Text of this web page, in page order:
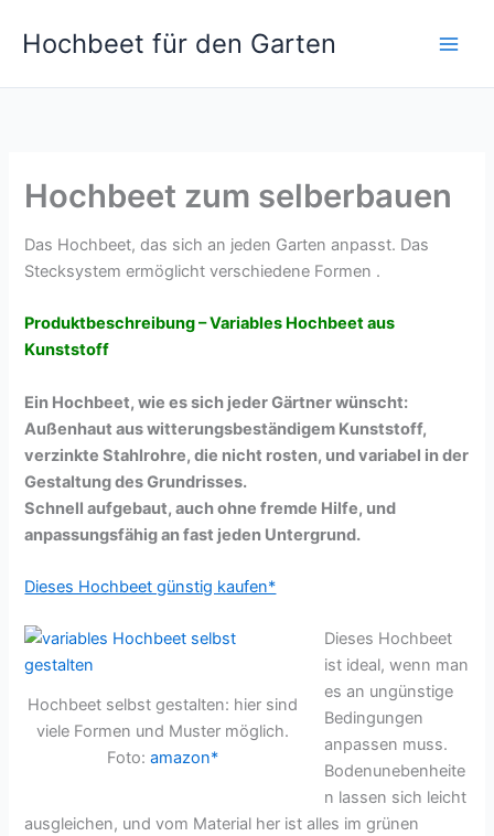
InhaltHochbeet für den Garten
Hochbeet zum selberbauen
Das Hochbeet, das sich an jeden Garten anpasst. Das
Stecksystem ermöglicht verschiedene Formen .
Produktbeschreibung – Variables Hochbeet aus
Kunststoff
Ein Hochbeet, wie es sich jeder Gärtner wünscht:
Außenhaut aus witterungsbeständigem Kunststoff,
verzinkte Stahlrohre, die nicht rosten, und variabel in der
Gestaltung des Grundrisses.
Schnell aufgebaut, auch ohne fremde Hilfe, und
anpassungsfähig an fast jeden Untergrund.
Dieses Hochbeet günstig kaufen*
Hochbeet selbst gestalten: hier sind
viele Formen und Muster möglich.
Foto: amazon*
Dieses Hochbeet
ist ideal, wenn man
es an ungünstige
Bedingungen
anpassen muss.
Bodenunebenheite
n lassen sich leicht
ausgleichen, und vom Material her ist alles im grünen